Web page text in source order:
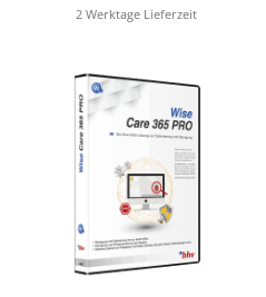
2 Werktage Lieferzeit